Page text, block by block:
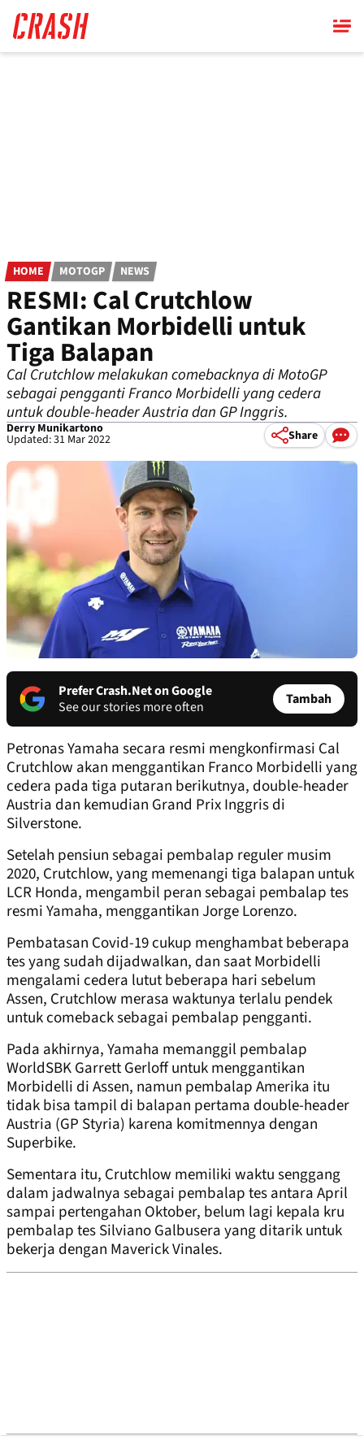
main
content
HOME MOTOGP NEWS
RESMI: Cal Crutchlow
Gantikan Morbidelli untuk
Tiga Balapan
Cal Crutchlow melakukan comebacknya di MotoGP
sebagai pengganti Franco Morbidelli yang cedera
untuk double-header Austria dan GP Inggris.
Derry Munikartono
Updated: 31 Mar 2022 Share
Prefer Crash.Net on Google
See our stories more often
Tambah
Petronas Yamaha secara resmi mengkonfirmasi Cal
Crutchlow akan menggantikan Franco Morbidelli yang
cedera pada tiga putaran berikutnya, double-header
Austria dan kemudian Grand Prix Inggris di
Silverstone.
Setelah pensiun sebagai pembalap reguler musim
2020, Crutchlow, yang memenangi tiga balapan untuk
LCR Honda, mengambil peran sebagai pembalap tes
resmi Yamaha, menggantikan Jorge Lorenzo.
Pembatasan Covid-19 cukup menghambat beberapa
tes yang sudah dijadwalkan, dan saat Morbidelli
mengalami cedera lutut beberapa hari sebelum
Assen, Crutchlow merasa waktunya terlalu pendek
untuk comeback sebagai pembalap pengganti.
Pada akhirnya, Yamaha memanggil pembalap
WorldSBK Garrett Gerloff untuk menggantikan
Morbidelli di Assen, namun pembalap Amerika itu
tidak bisa tampil di balapan pertama double-header
Austria (GP Styria) karena komitmennya dengan
Superbike.
Sementara itu, Crutchlow memiliki waktu senggang
dalam jadwalnya sebagai pembalap tes antara April
sampai pertengahan Oktober, belum lagi kepala kru
pembalap tes Silviano Galbusera yang ditarik untuk
bekerja dengan Maverick Vinales.